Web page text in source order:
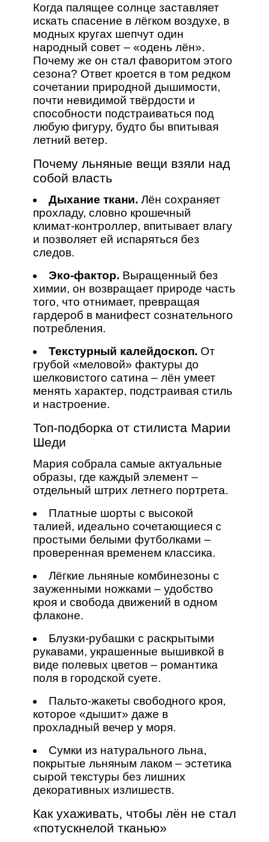
Когда палящее солнце заставляет
искать спасение в лёгком воздухе, в
модных кругах шепчут один
народный совет – «одень лён».
Почему же он стал фаворитом этого
сезона? Ответ кроется в том редком
сочетании природной дышимости,
почти невидимой твёрдости и
способности подстраиваться под
любую фигуру, будто бы впитывая
летний ветер.
Почему льняные вещи взяли над
собой власть
Дыхание ткани. Лён сохраняет
прохладу, словно крошечный
климат‑контроллер, впитывает влагу
и позволяет ей испаряться без
следов.
Эко‑фактор. Выращенный без
химии, он возвращает природе часть
того, что отнимает, превращая
гардероб в манифест сознательного
потребления.
Текстурный калейдоскоп. От
грубой «меловой» фактуры до
шелковистого сатина – лён умеет
менять характер, подстраивая стиль
и настроение.
Топ‑подборка от стилиста Марии
Шеди
Мария собрала самые актуальные
образы, где каждый элемент –
отдельный штрих летнего портрета.
Платные шорты с высокой
талией, идеально сочетающиеся с
простыми белыми футболками –
проверенная временем классика.
Лёгкие льняные комбинезоны с
зауженными ножками – удобство
кроя и свобода движений в одном
флаконе.
Блузки‑рубашки с раскрытыми
рукавами, украшенные вышивкой в
виде полевых цветов – романтика
поля в городской суете.
Пальто‑жакеты свободного кроя,
которое «дышит» даже в
прохладный вечер у моря.
Сумки из натурального льна,
покрытые льняным лаком – эстетика
сырой текстуры без лишних
декоративных излишеств.
Как ухаживать, чтобы лён не стал
«потускнелой тканью»